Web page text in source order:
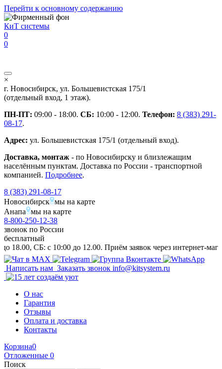
Перейти к основному содержанию
КиТ системы
0
0
×
г. Новосибирск, ул. Большевистская 175/1
(отдельный вход, 1 этаж).
ПН-ПТ: 09:00 - 18:00. СБ: 10:00 - 12:00. Телефон: 8 (383) 291-
08-17.
Адрес: ул. Большевистская 175/1 (отдельный вход).
Доставка, монтаж - по Новосибирску и близлежащим
населённым пунктам. Доставка по России - транспортной
компанией. Подробнее.
8 (383) 291-08-17
Новосибирск мы на карте
Анапа
мы на карте
8-800-250-12-38
звонок по России
бесплатный
c 10:00 до 12.00. Приём заявок через интернет-магазин и
Написать нам Заказать звонок info@kitsystem.ru
О нас
Гарантия
Отзывы
Оплата и доставка
Контакты
Корзина0
Отложенные 0
Поиск